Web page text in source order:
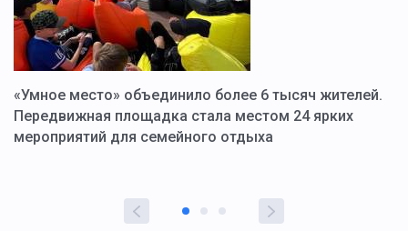
«Умное место» объединило более 6 тысяч жителей.
Передвижная площадка стала местом 24 ярких
мероприятий для семейного отдыха